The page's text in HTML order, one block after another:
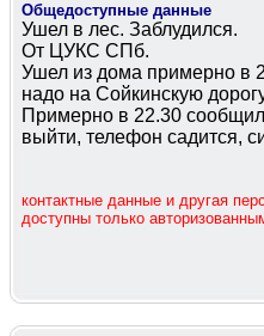
Общедоступные данные
Ушел в лес. Заблудился.
От ЦУКС СПб.
Ушел из дома примерно в
надо на Сойкинскую
Примерно в 22.30 сообщил,
выйти, телефон садится,
контактные данные и другая
доступны только